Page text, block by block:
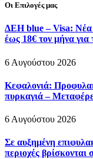
Οι Επιλογές μας
ΔΕΗ blue – Visa: Νέα
έως 18€ τον μήνα
6 Αυγούστου 2026
Κεφαλονιά:
πυρκαγιά –
6 Αυγούστου 2026
Σε αυξημένη
περιοχές βρίσκονται